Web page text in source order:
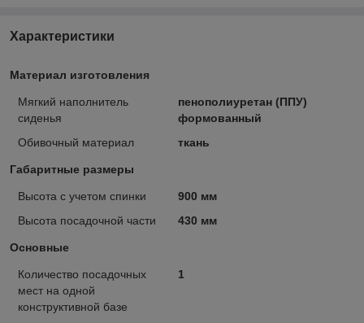
Характеристики
Материал изготовления
Мягкий наполнитель
сиденья
пенополиуретан (ППУ)
формованный
Обивочный материал
ткань
Габаритные размеры
Высота с учетом спинки
900 мм
Высота посадочной части
430 мм
Основные
Количество посадочных
мест на одной
конструктивной базе
1